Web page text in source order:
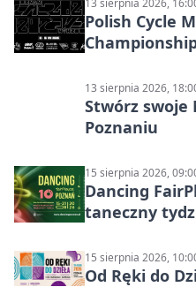
13 sierpnia 2026,
Polish Cycle
13 sierpnia 2026,
Stwórz
Poznaniu
15 sierpnia 2026,
Dancing
taneczny
15 sierpnia 2026,
Od Ręki do